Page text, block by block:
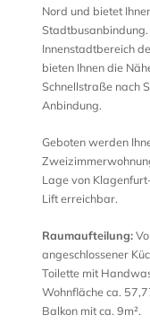
Nord und bietet
Stadtbusanbindung.
Innenstadtbereich
bieten Ihnen die
Schnellstraße nach
Anbindung.
Geboten werden
Lage von
Lift erreichbar.
Raumaufteilung:
angeschlossener
Toilette mit
Wohnfläche ca.
Balkon mit ca. 9m².